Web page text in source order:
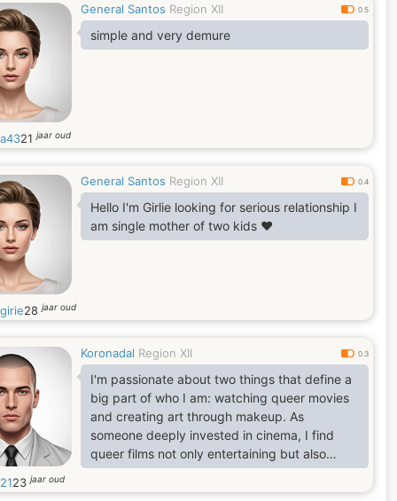
General Santos Region XII 0.5
simple and very demure
21jaar oud
General Santos Region XII 0.4
Hello I'm Girlie looking for serious relationship I
am single mother of two kids ❤️
28jaar oud
Koronadal Region XII 0.3
I'm passionate about two things that define a
big part of who I am: watching queer movies
and creating art through makeup. As
someone deeply invested in cinema, I find
queer films not only entertaining but also
important for their representation and
storytelling. Each movie I watch inspires me in
23jaar oud